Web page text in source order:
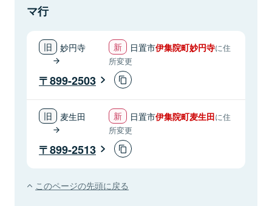
マ行
妙円寺 日置市伊集院町妙円寺に住
所変更
899-2503
麦生田 日置市伊集院町麦生田に住
所変更
899-2513
このページの先頭に戻る